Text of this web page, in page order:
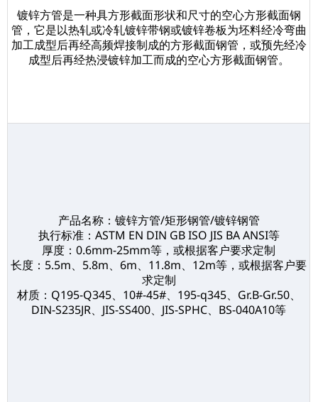
镀锌方管是一种具方形截面形状和尺寸的空心方形截面钢
管，它是以热轧或冷轧镀锌带钢或镀锌卷板为坯料经冷弯曲
加工成型后再经高频焊接制成的方形截面钢管，或预先经冷
成型后再经热浸镀锌加工而成的空心方形截面钢管。
产品名称：镀锌方管/矩形钢管/镀锌钢管
执行标准：ASTM EN DIN GB ISO JIS BA ANSI等
厚度：0.6mm-25mm等，或根据客户要求定制
长度：5.5m、5.8m、6m、11.8m、12m等，或根据客户要
求定制
材质：Q195-Q345、10#-45#、195-q345、Gr.B-Gr.50、
DIN-S235JR、JIS-SS400、JIS-SPHC、BS-040A10等